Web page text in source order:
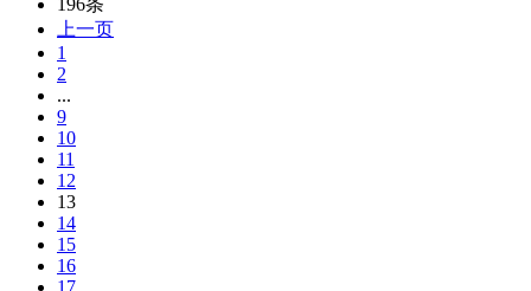
上一页
1
2
...
9
10
11
12
13
14
15
16
17